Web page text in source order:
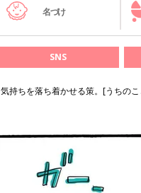
名づけ
SNS
気持ちを落ち着かせる策。[うちの